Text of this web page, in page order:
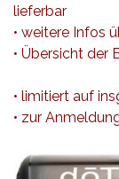
lieferbar
• weitere Infos
• Übersicht der
• limitiert auf
• zur